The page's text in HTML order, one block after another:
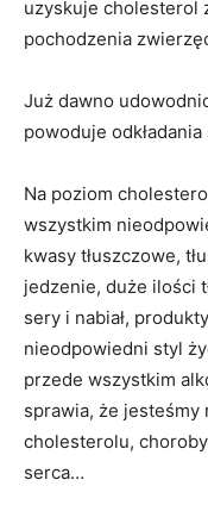
uzyskuje cholesterol
pochodzenia
Już dawno
powoduje
Na poziom
wszystkim
kwasy tłuszczowe,
jedzenie, duże ilości
sery i nabiał,
nieodpowiedni styl
przede wszystkim
sprawia, że jesteśmy
cholesterolu, choroby
serca…